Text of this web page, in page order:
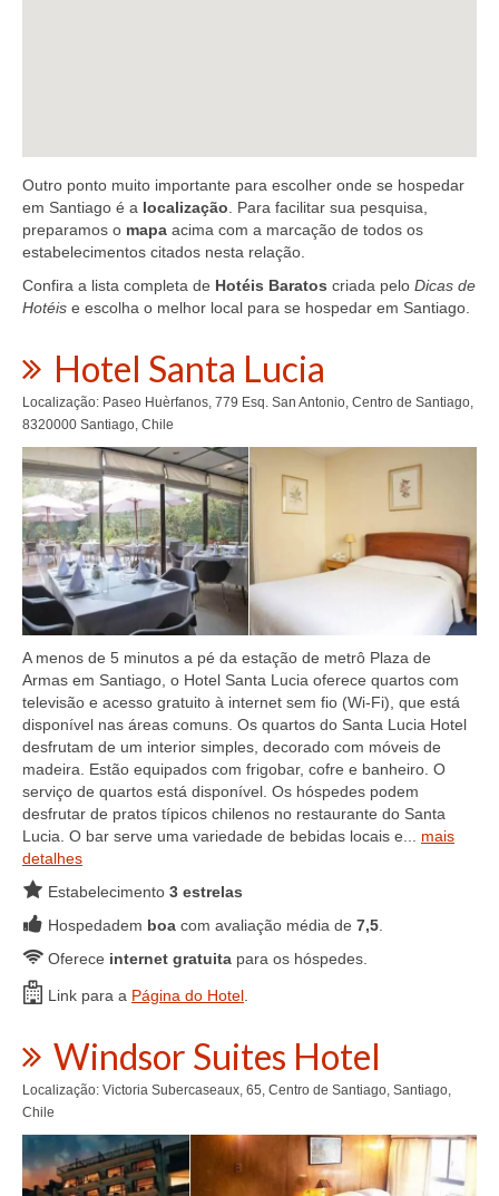
Outro ponto muito importante para escolher onde se hospedar
em Santiago é a localização. Para facilitar sua pesquisa,
preparamos o mapa acima com a marcação de todos os
estabelecimentos citados nesta relação.
Confira a lista completa de Hotéis Baratos criada pelo Dicas de
Hotéis e escolha o melhor local para se hospedar em Santiago.
Hotel Santa Lucia
Localização: Paseo Huèrfanos, 779 Esq. San Antonio, Centro de Santiago,
8320000 Santiago, Chile
A menos de 5 minutos a pé da estação de metrô Plaza de
Armas em Santiago, o Hotel Santa Lucia oferece quartos com
televisão e acesso gratuito à internet sem fio (Wi-Fi), que está
disponível nas áreas comuns. Os quartos do Santa Lucia Hotel
desfrutam de um interior simples, decorado com móveis de
madeira. Estão equipados com frigobar, cofre e banheiro. O
serviço de quartos está disponível. Os hóspedes podem
desfrutar de pratos típicos chilenos no restaurante do Santa
Lucia. O bar serve uma variedade de bebidas locais e... mais
detalhes
Estabelecimento 3 estrelas
Hospedadem boa com avaliação média de 7,5
Oferece internet gratuita para os hóspedes.
Link para a Página do Hotel
Windsor Suites Hotel
Localização: Victoria Subercaseaux, 65, Centro de Santiago, Santiago,
Chile